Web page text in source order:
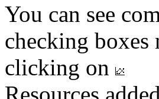
You can see
checking boxes
clicking on
Resources